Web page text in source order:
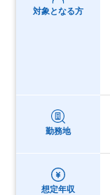
対象となる方
勤務地
想定年収